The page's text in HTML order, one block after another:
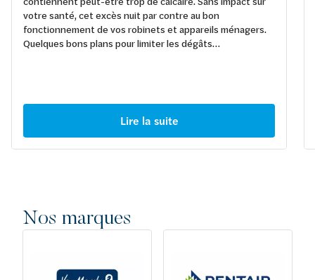
votre santé, cet excès nuit par contre au bon
fonctionnement de vos robinets et appareils ménagers.
Quelques bons plans pour limiter les dégâts…
Lire la suite
Nos marques